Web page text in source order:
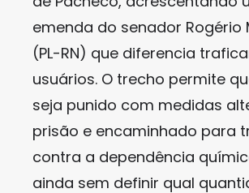
emenda do senador Rogério
(PL-RN) que diferencia
usuários. O trecho permite
seja punido com medidas
prisão e encaminhado para
contra a dependência
ainda sem definir qual